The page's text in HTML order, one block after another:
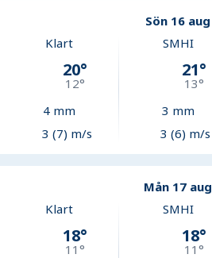
Sön 16 aug
Klart
20°
12°
4 mm
3 (7) m/s
SMHI
21°
13°
3 mm
3 (6) m/s
Mån 17 aug
Klart
18°
11°
SMHI
18°
11 °